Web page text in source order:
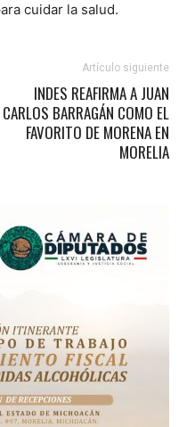
cuidar la salud.
Artículo siguiente
INDES REAFIRMA A JUAN
CARLOS BARRAGÁN COMO EL
FAVORITO DE MORENA EN
MORELIA